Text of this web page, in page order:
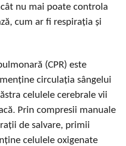
nu mai poate controla
cum ar fi respirația și
(CPR) este
circulația sângelui
celulele cerebrale vii
Prin compresii manuale
de salvare, primii
celulele oxigenate